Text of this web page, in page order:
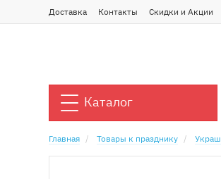
Доставка Контакты Скидки и Акции
Каталог
Главная Товары к празднику